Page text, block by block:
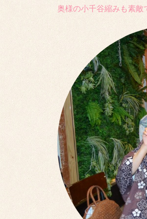
奥様の小千谷縮みも素